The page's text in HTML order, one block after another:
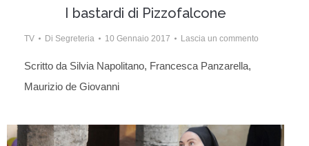
I bastardi di Pizzofalcone
TV Di Segreteria 10 Gennaio 2017 Lascia un commento
Scritto da Silvia Napolitano, Francesca Panzarella,
Maurizio de Giovanni